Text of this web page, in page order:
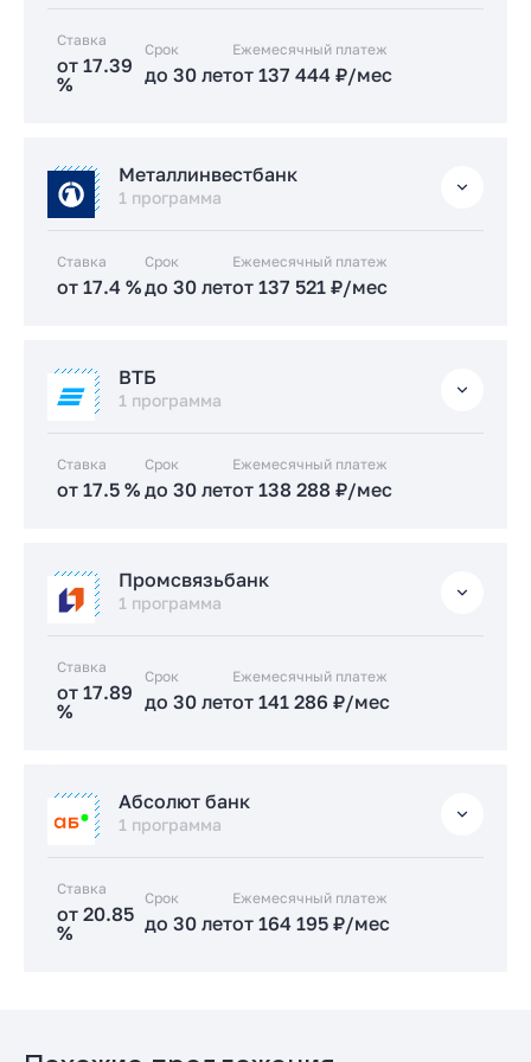
Подать заявку застройщику
Заказать консультацию
Ставка
от 17.39
%
Срок
до 30 лет
Ежемесячный платеж
от 137 444 ₽/мес
от 17.39 % до 30 лет
Заказать консультацию
Металлинвестбанк
1 программа
Ставка
от 17.4 %
Срок
до 30 лет
Ежемесячный платеж
от 137 521 ₽/мес
от 17.4 % до 30 лет
Заказать консультацию
ВТБ
1 программа
Ставка
от 17.5 %
Срок
до 30 лет
Ежемесячный платеж
от 138 288 ₽/мес
от 17.5 % до 30 лет
Заказать консультацию
Промсвязьбанк
1 программа
Ставка
от 17.89
%
Срок
до 30 лет
Ежемесячный платеж
от 141 286 ₽/мес
от 17.89 % до 30 лет
Заказать консультацию
Абсолют банк
1 программа
Ставка
от 20.85
%
Срок
до 30 лет
Ежемесячный платеж
от 164 195 ₽/мес